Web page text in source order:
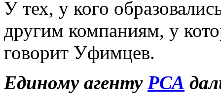
У тех, у кого
другим компаниям, у
говорит Уфимцев.
Единому агенту РСА